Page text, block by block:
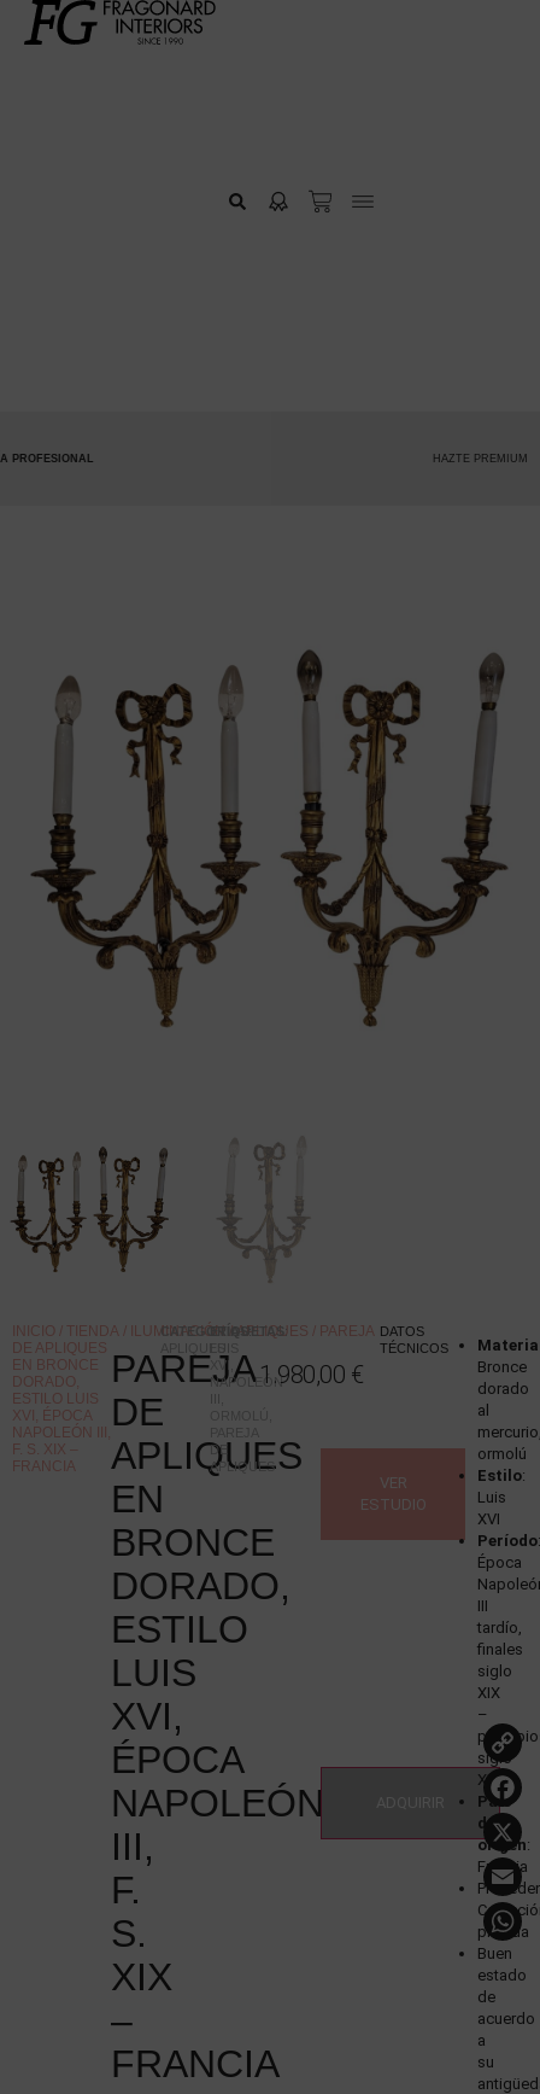
INICIO / TIENDA / ILUMINACIÓN / APLIQUES / PAREJA
DE APLIQUES
EN BRONCE
DORADO,
ESTILO LUIS
XVI, ÉPOCA
NAPOLEÓN III,
F. S. XIX –
FRANCIA
PAREJA
DE
APLIQUES
EN
BRONCE
DORADO,
ESTILO
LUIS
XVI,
ÉPOCA
NAPOLEÓN
III,
F.
S.
XIX
–
FRANCIA
CATEGORÍAS :
ETIQUETAS
XVI
NAPOLEÓN
DE
APLIQUES
1.980,00 €
VER
ESTUDIO
DATOS
TÉCNICOS
Bronce
dorado
al
ormolú
Estilo:
Luis
XVI
Período
Época
III
tardío,
finales
siglo
XIX
–
siglo
XX
País
de
origen:
Francia
privada
Buen
estado
de
acuerdo
a
su